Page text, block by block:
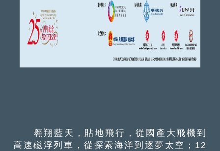
翱翔藍天，貼地飛行，從國產大飛機到
高速磁浮列車，從探索海洋到逐夢太空；12